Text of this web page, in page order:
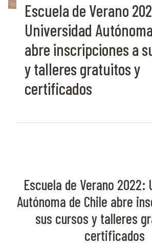
Escuela de Verano
Universidad
abre inscripciones a
y talleres gratuitos y
certificados
Escuela de Verano 2022:
Autónoma de Chile abre
sus cursos y talleres
certificados